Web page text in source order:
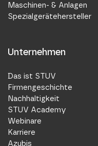
Maschinen- & Anlagen
Spezialgerätehersteller
Unternehmen
Das ist STUV
Firmengeschichte
Nachhaltigkeit
STUV Academy
Webinare
Karriere
Azubis